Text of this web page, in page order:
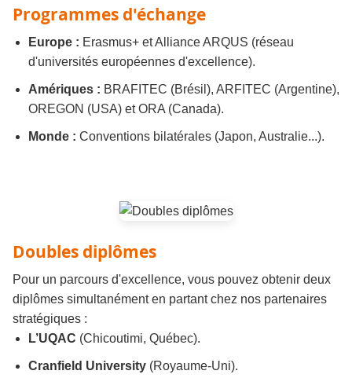
Programmes d'échange
Europe : Erasmus+ et Alliance ARQUS (réseau
d'universités européennes d'excellence).
Amériques : BRAFITEC (Brésil), ARFITEC (Argentine),
OREGON (USA) et ORA (Canada).
Monde : Conventions bilatérales (Japon, Australie...).
Doubles diplômes
Pour un parcours d'excellence, vous pouvez obtenir deux
diplômes simultanément en partant chez nos partenaires
stratégiques :
L’UQAC (Chicoutimi, Québec).
Cranfield University (Royaume-Uni).